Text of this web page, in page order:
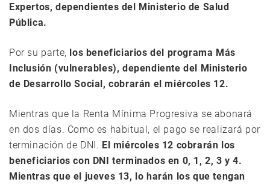
Expertos, dependientes del Ministerio de Salud
Pública.
Por su parte, los beneficiarios del programa Más
Inclusión (vulnerables), dependiente del Ministerio
de Desarrollo Social, cobrarán el miércoles 12.
Mientras que la Renta Mínima Progresiva se abonará
en dos días. Como es habitual, el pago se realizará por
terminación de DNI. El miércoles 12 cobrarán los
beneficiarios con DNI terminados en 0, 1, 2, 3 y 4.
Mientras que el jueves 13, lo harán los que tengan